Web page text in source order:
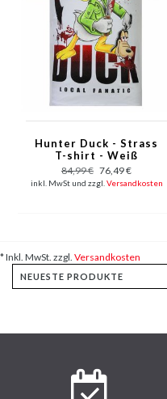
Hunter Duck - Strass
T-shirt - Weiß
84,99 € 76,49 €
inkl. MwSt und zzgl. Versandkosten
* Inkl. MwSt. zzgl. Versandkosten